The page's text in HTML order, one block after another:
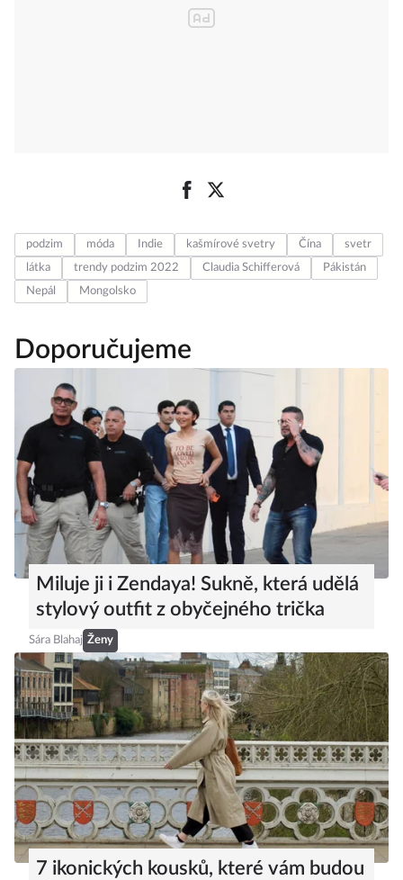
podzim móda Indie kašmírové svetry Čína
svetr
látka
trendy podzim 2022 Claudia Schifferová
Pákistán
Nepál
Mongolsko
Doporučujeme
Miluje ji i Zendaya! Sukně, která udělá
stylový outfit z obyčejného trička
Sára Blahaj Ženy
7 ikonických kousků, které vám budou